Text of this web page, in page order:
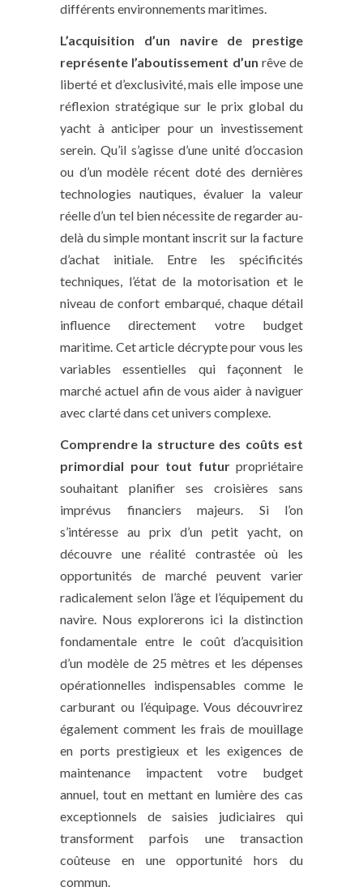
différents environnements maritimes.
L’acquisition d’un navire de prestige
représente l’aboutissement d’un rêve de
liberté et d’exclusivité, mais elle impose une
réflexion stratégique sur le prix global du
yacht à anticiper pour un investissement
serein. Qu’il s’agisse d’une unité d’occasion
ou d’un modèle récent doté des dernières
technologies nautiques, évaluer la valeur
réelle d’un tel bien nécessite de regarder au-
delà du simple montant inscrit sur la facture
d’achat initiale. Entre les spécificités
techniques, l’état de la motorisation et le
niveau de confort embarqué, chaque détail
influence directement votre budget
maritime. Cet article décrypte pour vous les
variables essentielles qui façonnent le
marché actuel afin de vous aider à naviguer
avec clarté dans cet univers complexe.
Comprendre la structure des coûts est
primordial pour tout futurpropriétaire
souhaitant planifier ses croisières sans
imprévus financiers majeurs. Si l’on
s’intéresse au prix d’un petit yacht, on
découvre une réalité contrastée où les
opportunités de marché peuvent varier
radicalement selon l’âge et l’équipement du
navire. Nous explorerons ici la distinction
fondamentale entre le coût d’acquisition
d’un modèle de 25 mètres et les dépenses
opérationnelles indispensables comme le
carburant ou l’équipage. Vous découvrirez
également comment les frais de mouillage
en ports prestigieux et les exigences de
maintenance impactent votre budget
annuel, tout en mettant en lumière des cas
exceptionnels de saisies judiciaires qui
transforment parfois une transaction
coûteuse en une opportunité hors du
commun.